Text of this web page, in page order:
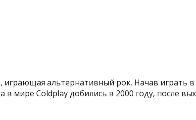
играющая альтернативный рок. Начав играть в
в мире Coldplay добились в 2000 году, после